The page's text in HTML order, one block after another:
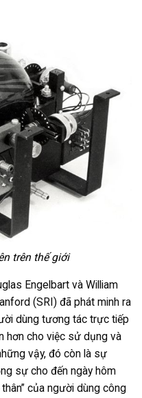
trên thế giới
Engelbart và William
(SRI) đã phát minh ra
dùng tương tác trực tiếp
hơn cho việc sử dụng và
vậy, đó còn là sự
sự cho đến ngày hôm
của người dùng công